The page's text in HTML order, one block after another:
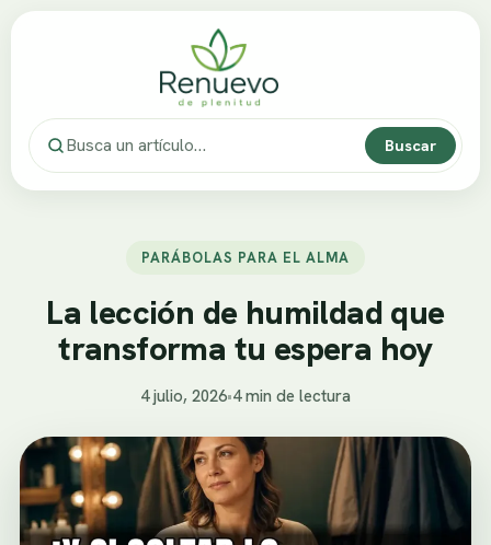
Buscar
PARÁBOLAS PARA EL ALMA
La lección de humildad que
transforma tu espera hoy
4 julio, 2026•4 min de lectura